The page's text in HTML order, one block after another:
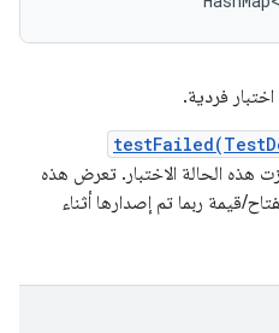
فردية.
هذه الحالة الاختبار. تعرض هذه
قيمة ربما تم إصدارها أثناء